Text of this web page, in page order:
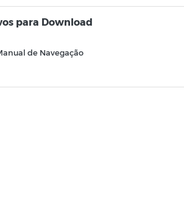
para Download
de Navegação